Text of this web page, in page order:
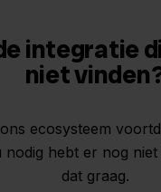
integratie
niet
ecosysteem
nodig hebt er nog
dat graag.